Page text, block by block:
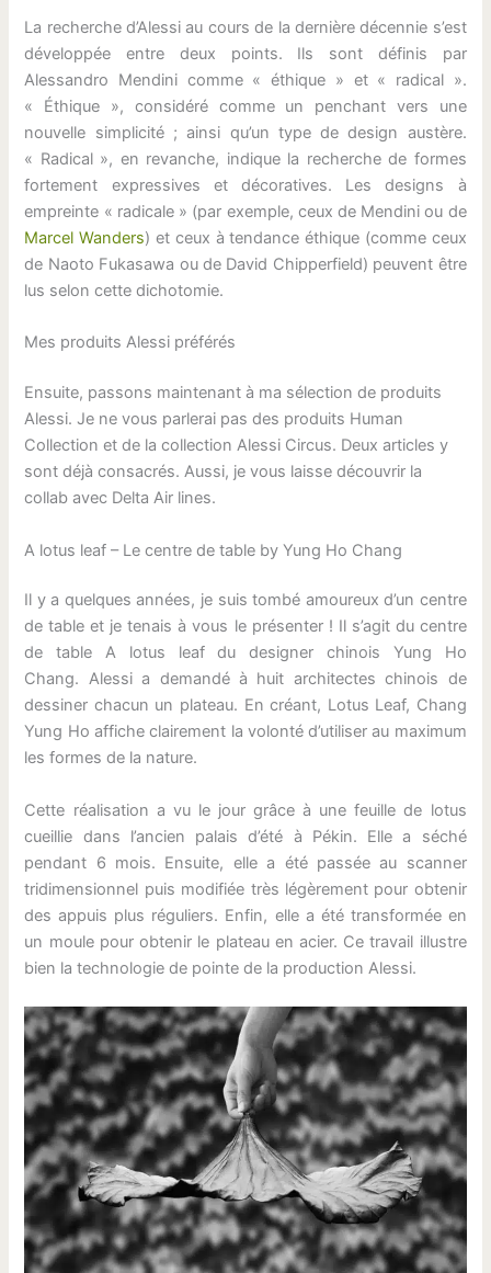
La recherche d’Alessi au cours de la dernière décennie s’est
développée entre deux points. Ils sont définis par
Alessandro Mendini comme « éthique » et « radical ».
« Éthique », considéré comme un penchant vers une
nouvelle simplicité ; ainsi qu’un type de design austère.
« Radical », en revanche, indique la recherche de formes
fortement expressives et décoratives. Les designs à
empreinte « radicale » (par exemple, ceux de Mendini ou de
Marcel Wanders) et ceux à tendance éthique (comme ceux
de Naoto Fukasawa ou de David Chipperfield) peuvent être
lus selon cette dichotomie.
Mes produits Alessi préférés
Ensuite, passons maintenant à ma sélection de produits
Alessi. Je ne vous parlerai pas des produits Human
Collection et de la collection Alessi Circus. Deux articles y
sont déjà consacrés. Aussi, je vous laisse découvrir la
collab avec Delta Air lines.
A lotus leaf – Le centre de table by Yung Ho Chang
Il y a quelques années, je suis tombé amoureux d’un centre
de table et je tenais à vous le présenter ! Il s’agit du centre
de table A lotus leaf du designer chinois Yung Ho
Chang. Alessi a demandé à huit architectes chinois de
dessiner chacun un plateau. En créant, Lotus Leaf, Chang
Yung Ho affiche clairement la volonté d’utiliser au maximum
les formes de la nature.
Cette réalisation a vu le jour grâce à une feuille de lotus
cueillie dans l’ancien palais d’été à Pékin. Elle a séché
pendant 6 mois. Ensuite, elle a été passée au scanner
tridimensionnel puis modifiée très légèrement pour obtenir
des appuis plus réguliers. Enfin, elle a été transformée en
un moule pour obtenir le plateau en acier. Ce travail illustre
bien la technologie de pointe de la production Alessi.